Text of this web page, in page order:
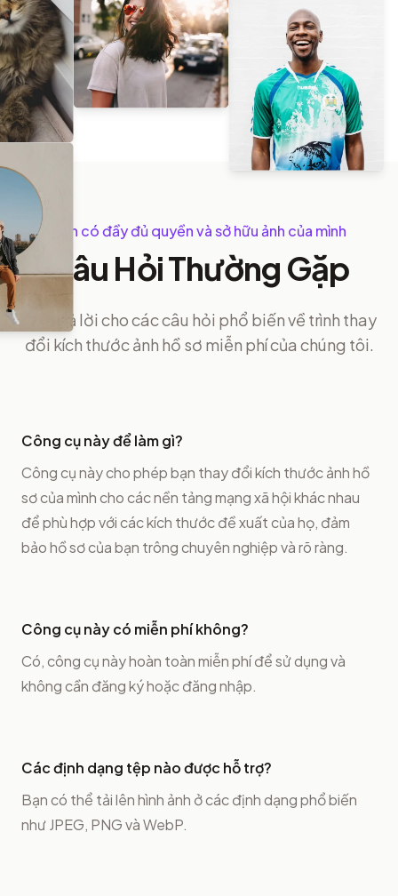
Bạn có đầy đủ quyền và sở hữu ảnh của mình
Câu Hỏi Thường Gặp
Câu trả lời cho các câu hỏi phổ biến về trình thay
đổi kích thước ảnh hồ sơ miễn phí của chúng tôi.
Công cụ này để làm gì?
Công cụ này cho phép bạn thay đổi kích thước ảnh hồ
sơ của mình cho các nền tảng mạng xã hội khác nhau
để phù hợp với các kích thước đề xuất của họ, đảm
bảo hồ sơ của bạn trông chuyên nghiệp và rõ ràng.
Công cụ này có miễn phí không?
Có, công cụ này hoàn toàn miễn phí để sử dụng và
không cần đăng ký hoặc đăng nhập.
Các định dạng tệp nào được hỗ trợ?
Bạn có thể tải lên hình ảnh ở các định dạng phổ biến
như JPEG, PNG và WebP.